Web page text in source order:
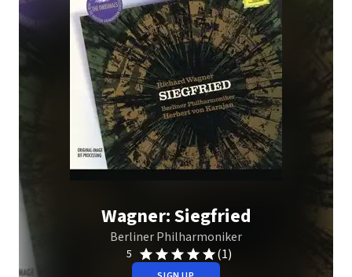
Wagner: Siegfried
Berliner Philharmoniker
5 (1)